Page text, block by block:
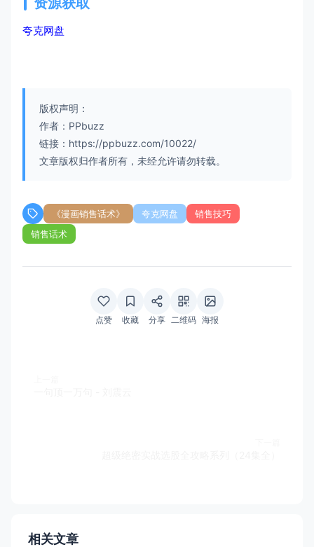
夸克网盘
版权声明：
作者：PPbuzz
链接：https://ppbuzz.com/10022/
文章版权归作者所有，未经允许请勿转载。
《漫画销售话术》 夸克网盘
销售技巧
销售话术
点赞 收藏 分享 二维码 海报
相关文章